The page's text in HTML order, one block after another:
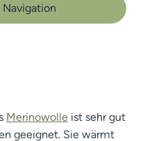
Navigation
Merinowolle ist sehr gut
geeignet. Sie wärmt